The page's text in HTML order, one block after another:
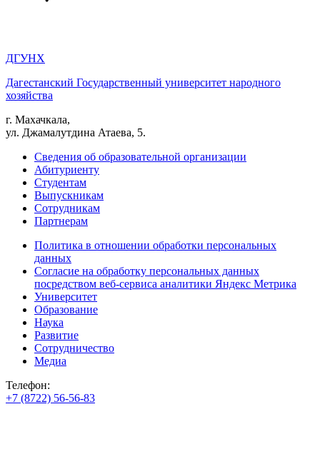
ДГУНХ
Дагестанский Государственный университет народного
хозяйства
г. Махачкала,
ул. Джамалутдина Атаева, 5.
Сведения об образовательной организации
Абитуриенту
Студентам
Выпускникам
Сотрудникам
Партнерам
Политика в отношении обработки персональных
данных
Согласие на обработку персональных данных
посредством веб-сервиса аналитики Яндекс Метрика
Университет
Образование
Наука
Развитие
Сотрудничество
Медиа
Телефон:
+7 (8722) 56-56-83